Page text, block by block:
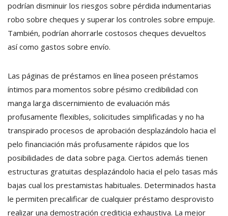
podrían disminuir los riesgos sobre pérdida indumentarias
robo sobre cheques y superar los controles sobre empuje.
También, podrían ahorrarle costosos cheques devueltos
así­ como gastos sobre envío.
Las páginas de préstamos en línea poseen préstamos
íntimos para momentos sobre pésimo credibilidad con
manga larga discernimiento de evaluación más
profusamente flexibles, solicitudes simplificadas y no ha
transpirado procesos de aprobación desplazándolo hacia el
pelo financiación más profusamente rápidos que los
posibilidades de data sobre paga. Ciertos además tienen
estructuras gratuitas desplazándolo hacia el pelo tasas más
bajas cual los prestamistas habituales. Determinados hasta
le permiten precalificar de cualquier préstamo desprovisto
realizar una demostración crediticia exhaustiva. La mejor